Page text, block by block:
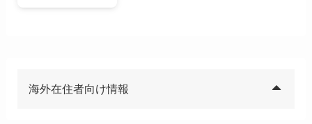
海外在住者向け情報